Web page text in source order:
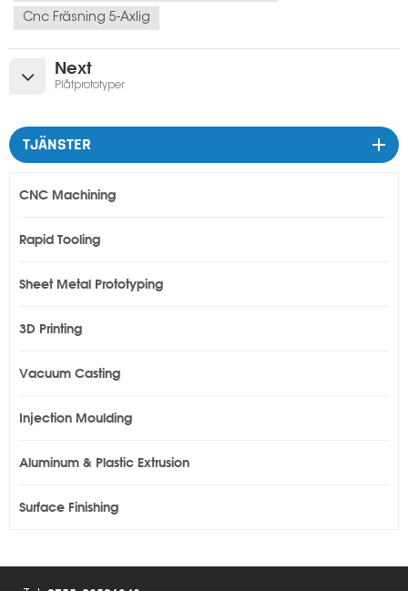
Cnc Fräsning 5-Axlig
Next
Plåtprototyper
TJÄNSTER
CNC Machining
Rapid Tooling
Sheet Metal Prototyping
3D Printing
Vacuum Casting
Injection Moulding
Aluminum & Plastic Extrusion
Surface Finishing